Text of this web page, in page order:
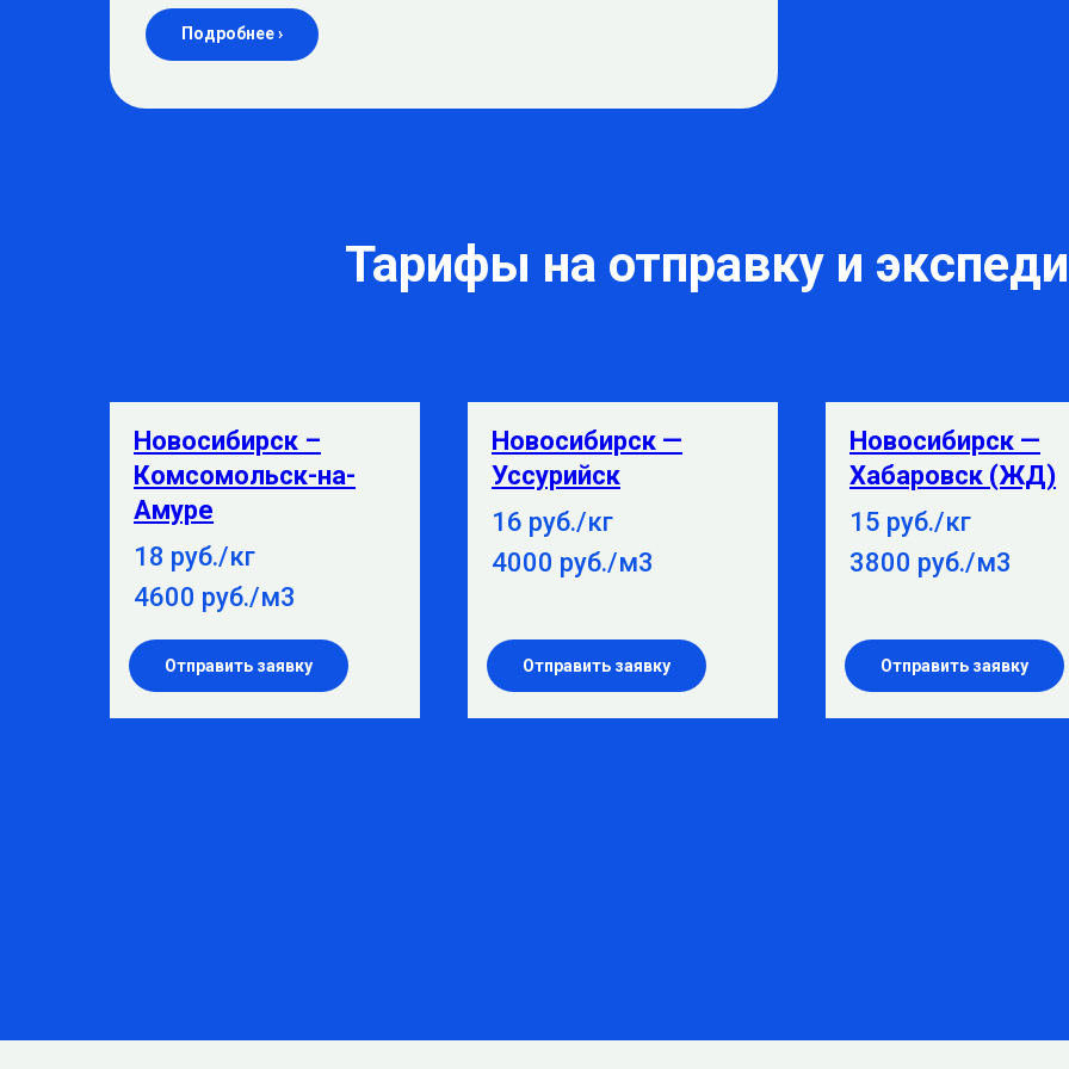
Подробнее ›
Тарифы на отправку и
Новосибирск –
Комсомольск-на-
Амуре
18 руб./кг
4600 руб./м3
Отправить заявку
Новосибирск —
Уссурийск
16 руб./кг
4000 руб./м3
Отправить заявку
Новосибирск —
Хабаровск (ЖД)
15 руб./кг
3800 руб./м3
Отправить заявку